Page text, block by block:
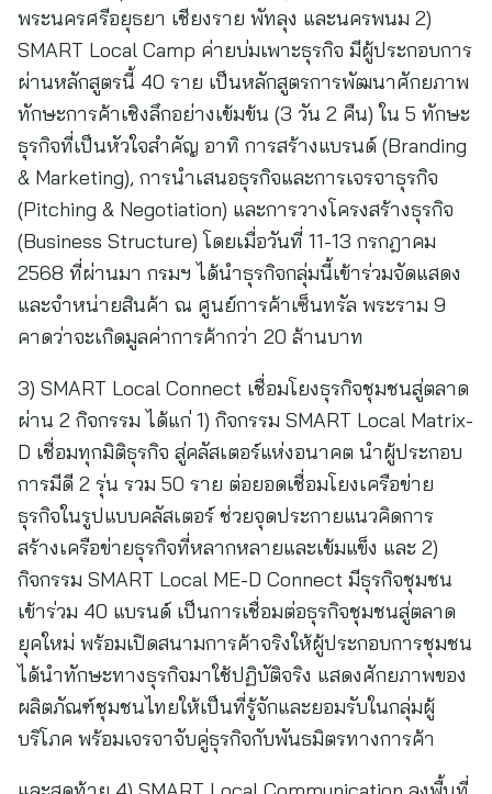
พระนครศรีอยุธยา เชียงราย พัทลุง และนครพนม 2)
SMART Local Camp ค่ายบ่มเพาะธุรกิจ มีผู้ประกอบการ
ผ่านหลักสูตรนี้ 40 ราย เป็นหลักสูตรการพัฒนาศักยภาพ
ทักษะการค้าเชิงลึกอย่างเข้มข้น (3 วัน 2 คืน) ใน 5 ทักษะ
ธุรกิจที่เป็นหัวใจสำคัญ อาทิ การสร้างแบรนด์ (Branding
& Marketing), การนำเสนอธุรกิจและการเจรจาธุรกิจ
(Pitching & Negotiation) และการวางโครงสร้างธุรกิจ
(Business Structure) โดยเมื่อวันที่ 11-13 กรกฎาคม
2568 ที่ผ่านมา กรมฯ ได้นำธุรกิจกลุ่มนี้เข้าร่วมจัดแสดง
และจำหน่ายสินค้า ณ ศูนย์การค้าเซ็นทรัล พระราม 9
คาดว่าจะเกิดมูลค่าการค้ากว่า 20 ล้านบาท
3) SMART Local Connect เชื่อมโยงธุรกิจชุมชนสู่ตลาด
ผ่าน 2 กิจกรรม ได้แก่ 1) กิจกรรม SMART Local Matrix-
D เชื่อมทุกมิติธุรกิจ สู่คลัสเตอร์แห่งอนาคต นำผู้ประกอบ
การมีดี 2 รุ่น รวม 50 ราย ต่อยอดเชื่อมโยงเครือข่าย
ธุรกิจในรูปแบบคลัสเตอร์ ช่วยจุดประกายแนวคิดการ
สร้างเครือข่ายธุรกิจที่หลากหลายและเข้มแข็ง และ 2)
กิจกรรม SMART Local ME-D Connect มีธุรกิจชุมชน
เข้าร่วม 40 แบรนด์ เป็นการเชื่อมต่อธุรกิจชุมชนสู่ตลาด
ยุคใหม่ พร้อมเปิดสนามการค้าจริงให้ผู้ประกอบการชุมชน
ได้นำทักษะทางธุรกิจมาใช้ปฏิบัติจริง แสดงศักยภาพของ
ผลิตภัณฑ์ชุมชนไทยให้เป็นที่รู้จักและยอมรับในกลุ่มผู้
บริโภค พร้อมเจรจาจับคู่ธุรกิจกับพันธมิตรทางการค้า